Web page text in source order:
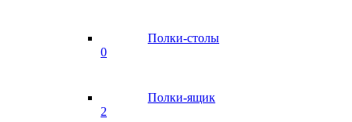
Полки-столы
0
Полки-ящик
2